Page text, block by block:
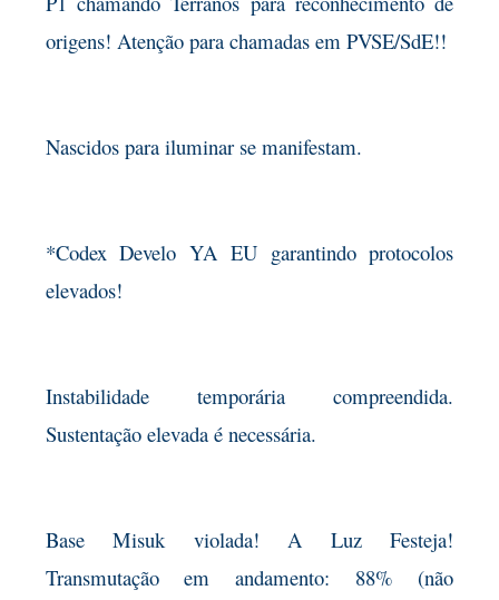
origens! Atenção para chamadas em PVSE/SdE!!
Nascidos para iluminar se manifestam.
*Codex Develo YA EU garantindo protocolos
elevados!
Instabilidade temporária compreendida.
Sustentação elevada é necessária.
Base Misuk violada! A Luz Festeja!
Transmutação em andamento: 88% (não